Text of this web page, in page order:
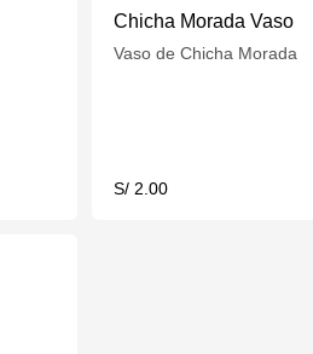
Chicha Morada Vaso
Vaso de Chicha Morada
S/ 2.00